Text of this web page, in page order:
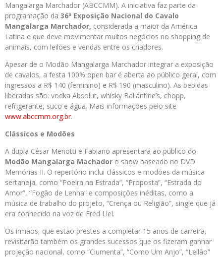
Mangalarga Marchador (ABCCMM). A iniciativa faz parte da
programação da 36ª Exposição Nacional do Cavalo
Mangalarga Marchador, considerada a maior da América
Latina e que deve movimentar muitos negócios no shopping de
animais, com leilões e vendas entre os criadores.
Apesar de o Modão Mangalarga Marchador integrar a exposição
de cavalos, a festa 100% open bar é aberta ao público geral, com
ingressos a R$ 140 (feminino) e R$ 190 (masculino). As bebidas
liberadas são: vodka Absolut, whisky Ballantine’s, chopp,
refrigerante, suco e água. Mais informações pelo site
www.abccmm.org.br.
Clássicos e Modões
A dupla César Menotti e Fabiano apresentará ao público do
Modão Mangalarga Machador o show baseado no DVD
Memórias II. O repertório inclui clássicos e modões da música
sertaneja, como “Poeira na Estrada”, “Proposta”, “Estrada do
Amor”, “Fogão de Lenha” e composições inéditas, como a
música de trabalho do projeto, “Crença ou Religião”, single que já
era conhecido na voz de Fred Liel.
Os irmãos, que estão prestes a completar 15 anos de carreira,
revisitarão também os grandes sucessos que os fizeram ganhar
projeção nacional, como “Ciumenta”, “Como Um Anjo”, “Leilão”